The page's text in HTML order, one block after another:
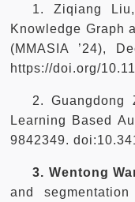
1. Ziqiang
Knowledge Graph
(MMASIA ’24),
https://doi.org/
2.
Learning Based
9842349.
3. Wentong
and